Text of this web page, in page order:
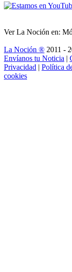
Ver La Noción en:
La Noción ® 2011 -
Envíanos tu Noticia |
Privacidad | Política
cookies